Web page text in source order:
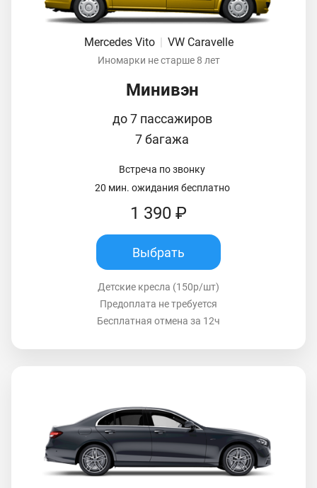
Mercedes Vito VW Caravelle
Иномарки не старше 8 лет
Минивэн
до 7 пассажиров
7 багажа
Встреча по звонку
20 мин. ожидания бесплатно
1 390 ₽
Выбрать
Детские кресла (150р/шт)
Предоплата не требуется
Бесплатная отмена за 12ч